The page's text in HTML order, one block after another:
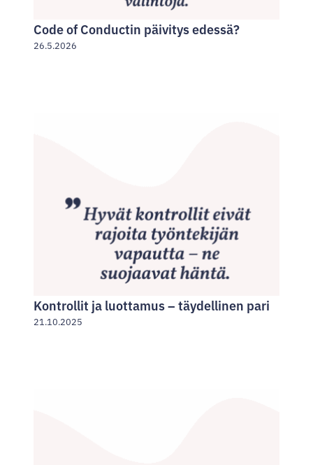
Code of Conductin päivitys edessä?
26.5.2026
Kontrollit ja luottamus – täydellinen pari
21.10.2025